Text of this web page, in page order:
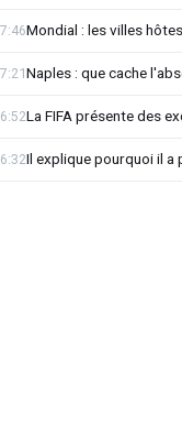
Mondial : les villes
Naples : que cache
La FIFA présente des
Il explique pourquoi il a